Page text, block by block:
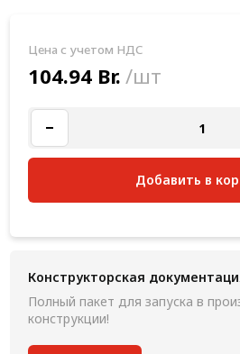
Цена с учетом НДС
104.94 Br. /шт
Добавить в
Конструкторская
Полный пакет для запуска в
конструкции!